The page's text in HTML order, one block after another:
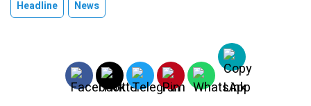
Headline News